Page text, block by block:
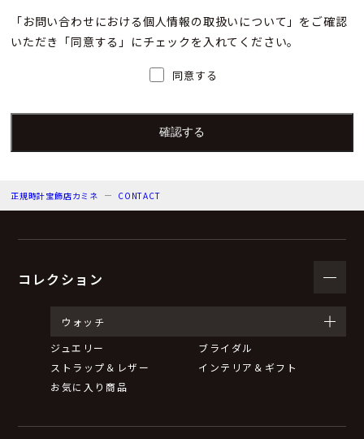
株式会社カミネ
人）の氏名又は職名、所属及び連絡先
個人情報保護管理者：上根 彩
（３）個人情報の利用目的
弊社からのお知らせ等の情報をお送りするため。
（４）個人情報の第三者提供について
取得した個人情報は、法令等による場合を除いて第三者
に提供することはありません。
（５）個人情報の取扱いの委託について
「お問い合わせにおける個人情報の取扱いについて」をご確認
いただき「同意する」にチェックを入れてください。
同意する
正規時計宝飾店カミネ CONTACT
コレクション
ウォッチ
ジュエリー
ブライダル
ストラップ＆レザー
インテリア＆ギフト
お気に入り商品